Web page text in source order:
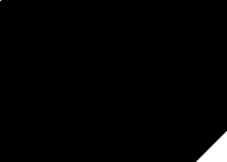
Но для семейного архива пойдет.